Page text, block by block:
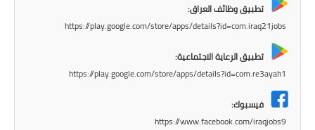
المرحلة الاعدادية
تطبيق وظائف العراق:
https://play.google.com/store/apps/details?id=com.iraq21jobs
تطبيق الرعاية الاجتماعية:
https://play.google.com/store/apps/details?id=com.re3ayah1
فيسبوك:
https://www.facebook.com/iraqjobs9